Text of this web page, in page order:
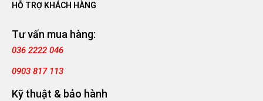
HỖ TRỢ KHÁCH HÀNG
Tư vấn mua hàng:
036 2222 046
0903 817 113
Kỹ thuật & bảo hành